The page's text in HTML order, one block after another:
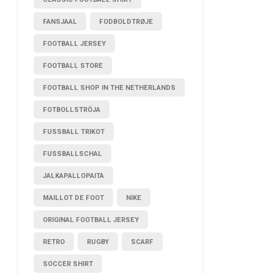
FANSJAAL FODBOLDTRØJE
FOOTBALL JERSEY
FOOTBALL STORE
FOOTBALL SHOP IN THE NETHERLANDS
FOTBOLLSTRÖJA
FUSSBALL TRIKOT
FUSSBALLSCHAL
JALKAPALLOPAITA
MAILLOT DE FOOT NIKE
ORIGINAL FOOTBALL JERSEY
RETRO RUGBY SCARF
SOCCER SHIRT